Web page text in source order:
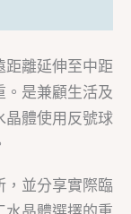
距離延伸至中距
。是兼顧生活及
晶體使用反號球
，並分享實際臨